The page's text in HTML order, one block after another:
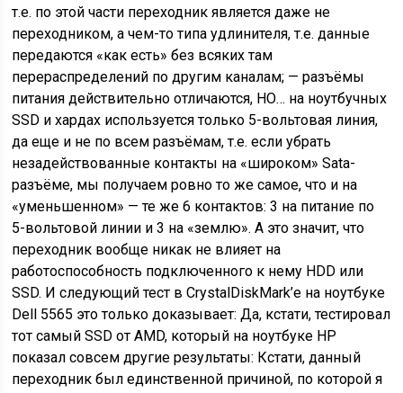
т.е. по этой части переходник является даже не
переходником, а чем-то типа удлинителя, т.е. данные
передаются «как есть» без всяких там
перераспределений по другим каналам; — разъёмы
питания действительно отличаются, НО… на ноутбучных
SSD и хардах используется только 5-вольтовая линия,
да еще и не по всем разъёмам, т.е. если убрать
незадействованные контакты на «широком» Sata-
разъёме, мы получаем ровно то же самое, что и на
«уменьшенном» — те же 6 контактов: 3 на питание по
5-вольтовой линии и 3 на «землю». А это значит, что
переходник вообще никак не влияет на
работоспособность подключенного к нему HDD или
SSD. И следующий тест в CrystalDiskMark’е на ноутбуке
Dell 5565 это только доказывает: Да, кстати, тестировал
тот самый SSD от AMD, который на ноутбуке HP
показал совсем другие результаты: Кстати, данный
переходник был единственной причиной, по которой я